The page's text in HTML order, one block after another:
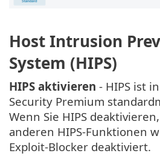
Host Intrusion
System (HIPS)
HIPS aktivieren - HIPS ist
Security Premium
Wenn Sie HIPS
anderen HIPS-Funktionen
Exploit-Blocker deaktiviert.